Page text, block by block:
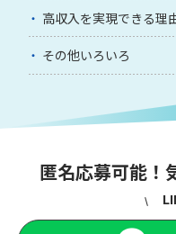
高収入を実現できる理
その他いろいろ
匿名応募可能！